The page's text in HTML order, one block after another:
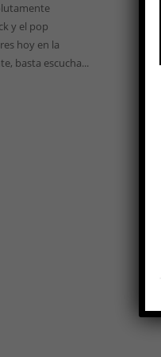
y el pop
hoy en la
basta escucha...